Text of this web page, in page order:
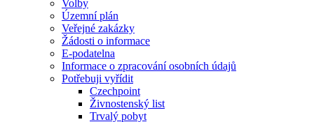
Volby
Územní plán
Veřejné zakázky
Žádosti o informace
E-podatelna
Informace o zpracování osobních údajů
Potřebuji vyřídit
Czechpoint
Živnostenský list
Trvalý pobyt